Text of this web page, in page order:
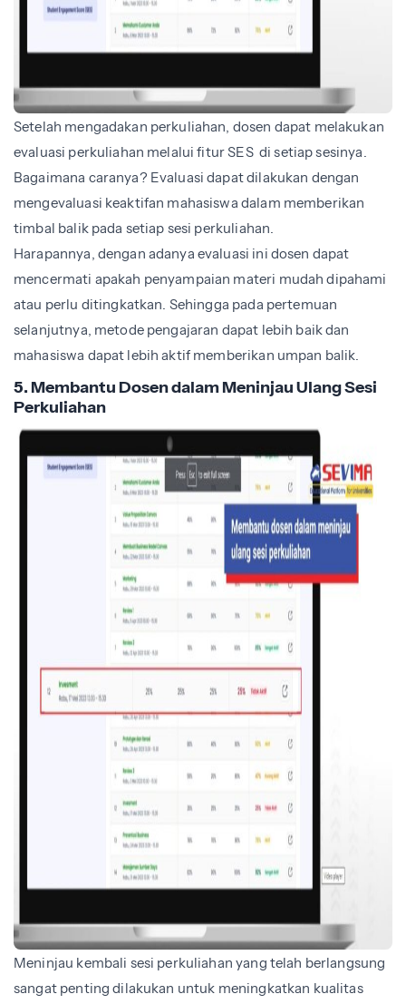
Setelah mengadakan perkuliahan, dosen dapat melakukan
evaluasi perkuliahan melalui fitur SES di setiap sesinya.
Bagaimana caranya? Evaluasi dapat dilakukan dengan
mengevaluasi keaktifan mahasiswa dalam memberikan
timbal balik pada setiap sesi perkuliahan.
Harapannya, dengan adanya evaluasi ini dosen dapat
mencermati apakah penyampaian materi mudah dipahami
atau perlu ditingkatkan. Sehingga pada pertemuan
selanjutnya, metode pengajaran dapat lebih baik dan
mahasiswa dapat lebih aktif memberikan umpan balik.
5. Membantu Dosen dalam Meninjau Ulang Sesi
Perkuliahan
Meninjau kembali sesi perkuliahan yang telah berlangsung
sangat penting dilakukan untuk meningkatkan kualitas